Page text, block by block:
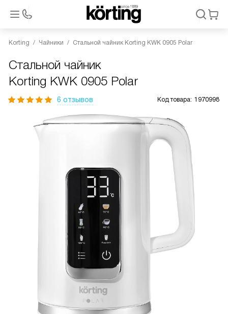
Korting Чайники Стальной чайник Korting KWK 0905 Polar
Стальной чайник
Korting KWK 0905 Polar
6 отзывов Код товара: 1970998